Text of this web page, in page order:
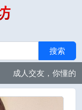
搜索
成人交友，你懂的